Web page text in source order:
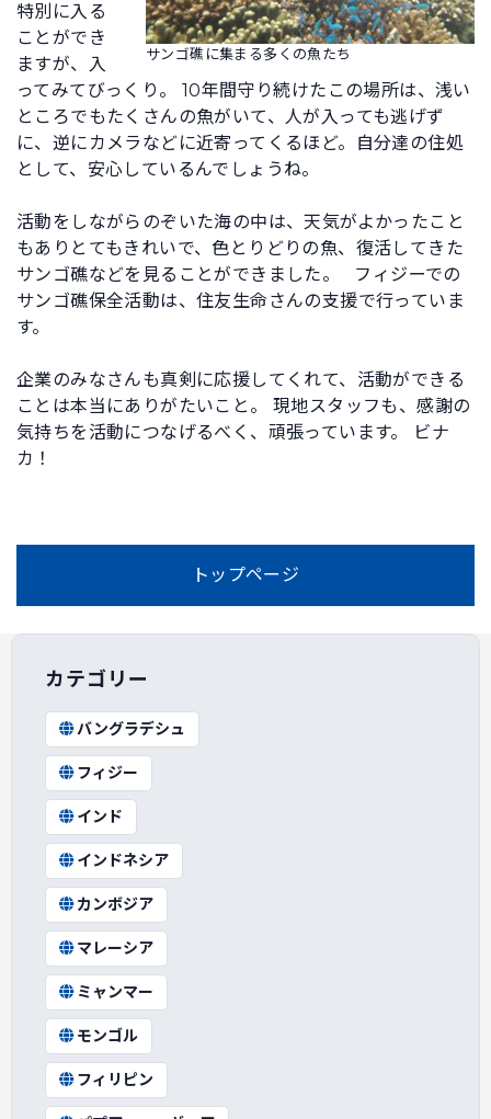
サンゴ礁に集まる多くの魚たち
特別に入る
ことができ
ますが、入
ってみてびっくり。 10年間守り続けたこの場所は、浅い
ところでもたくさんの魚がいて、人が入っても逃げず
に、逆にカメラなどに近寄ってくるほど。自分達の住処
として、安心しているんでしょうね。
活動をしながらのぞいた海の中は、天気がよかったこと
もありとてもきれいで、色とりどりの魚、復活してきた
サンゴ礁などを見ることができました。 フィジーでの
サンゴ礁保全活動は、住友生命さんの支援で行っていま
す。
企業のみなさんも真剣に応援してくれて、活動ができる
ことは本当にありがたいこと。 現地スタッフも、感謝の
気持ちを活動につなげるべく、頑張っています。 ビナ
カ！
トップページ
カテゴリー
バングラデシュ
フィジー
インド
インドネシア
カンボジア
マレーシア
ミャンマー
モンゴル
フィリピン